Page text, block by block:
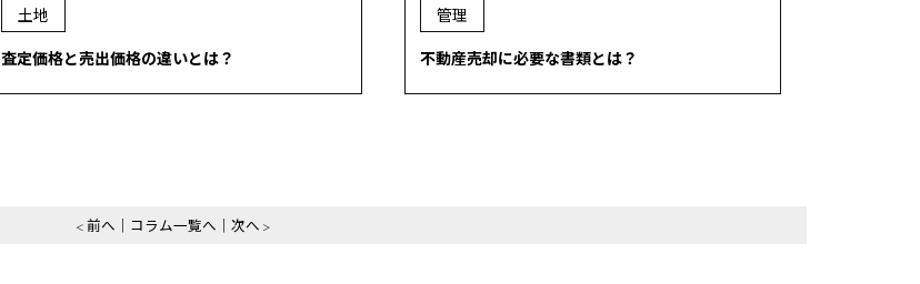
土地
査定価格と売出価格の違いとは？
管理
不動産売却に必要な書類とは？
前へ コラム一覧へ 次へ